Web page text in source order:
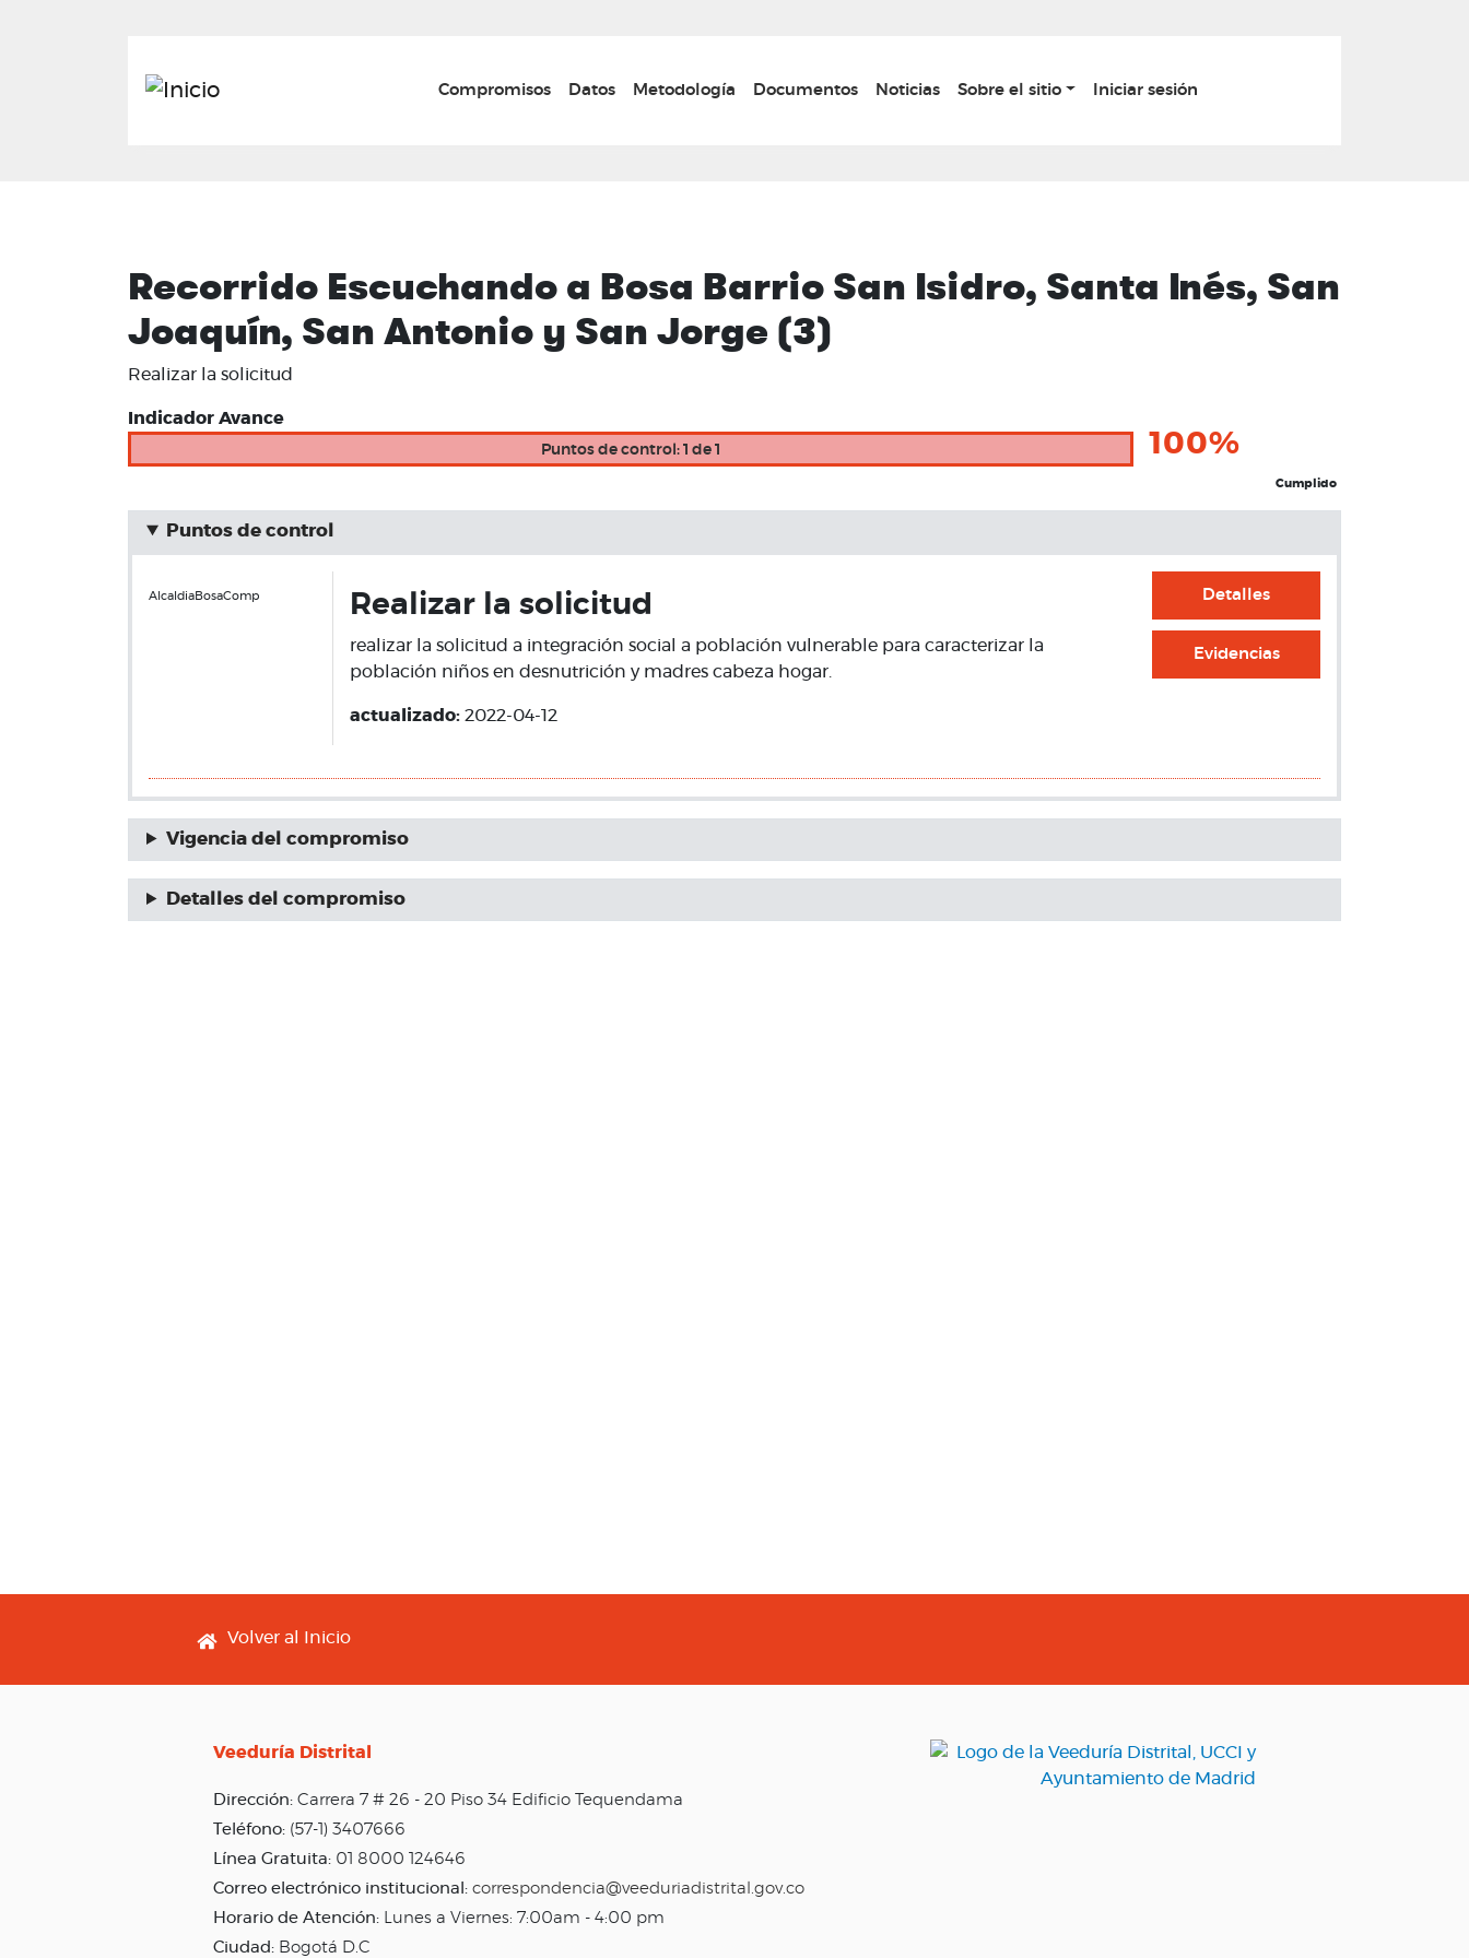
principal
Main navigation
Compromisos Datos Metodología Documentos Noticias Sobre el sitio Iniciar sesión
Recorrido Escuchando a Bosa Barrio San Isidro, Santa Inés, San
Joaquín, San Antonio y San Jorge (3)
Realizar la solicitud
Indicador Avance
Puntos de control: 1 de 1 100%
Cumplido
Puntos de control
AlcaldiaBosaComp Realizar la solicitud
realizar la solicitud a integración social a población vulnerable para caracterizar la
población niños en desnutrición y madres cabeza hogar.
actualizado: 2022-04-12
Detalles
Evidencias
Vigencia del compromiso
Detalles del compromiso
Footer menu
Volver al Inicio
Veeduría Distrital
Dirección: Carrera 7 # 26 - 20 Piso 34 Edificio Tequendama
Teléfono: (57-1) 3407666
Línea Gratuita: 01 8000 124646
Correo electrónico institucional: correspondencia@veeduriadistrital.gov.co
Horario de Atención: Lunes a Viernes: 7:00am - 4:00 pm
Ciudad: Bogotá D.C